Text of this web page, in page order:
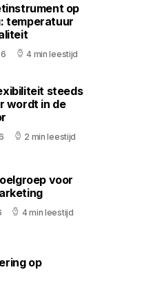
op
temperatuur
4 min leestijd
steeds
wordt in de
2 min leestijd
voor
4 min leestijd
op